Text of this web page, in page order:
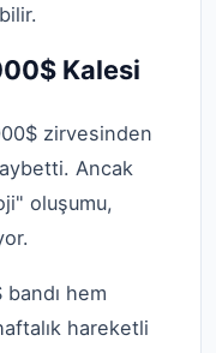
Kalesi
zirvesinden
Ancak
oluşumu,
hem
hareketli